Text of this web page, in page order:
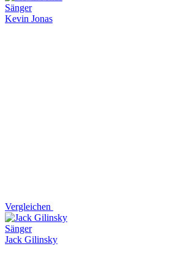
Sänger
Kevin Jonas
Vergleichen
Sänger
Jack Gilinsky